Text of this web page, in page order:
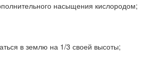
насыщения кислородом;
в землю на 1/3 своей высоты;